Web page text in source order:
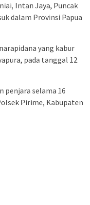
Intan Jaya, Puncak
dalam Provinsi Papua
yang kabur
pada tanggal 12
penjara selama 16
Pirime, Kabupaten